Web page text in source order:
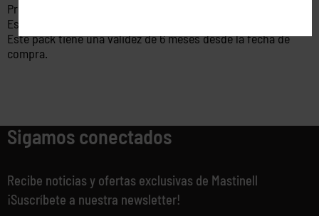
Precio por habitación no reembolsable.
Estancias para noches de viernes y sábados.
Este pack tiene una validez de 6 meses desde la fecha de
compra.
Sigamos conectados
Recibe noticias y ofertas exclusivas de Mastinell
¡Suscríbete a nuestra newsletter!